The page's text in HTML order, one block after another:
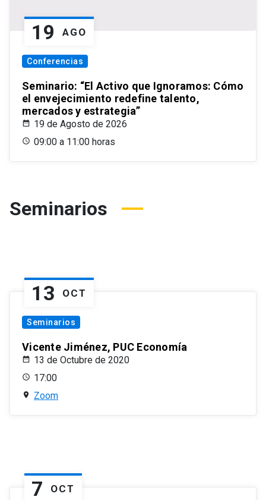
19 AGO
Conferencias
Seminario: “El Activo que Ignoramos: Cómo
el envejecimiento redefine talento,
mercados y estrategia”
19 de Agosto de 2026
09:00 a 11:00 horas
Seminarios
13 OCT
Seminarios
Vicente Jiménez, PUC Economía
13 de Octubre de 2020
17:00
Zoom
7 OCT